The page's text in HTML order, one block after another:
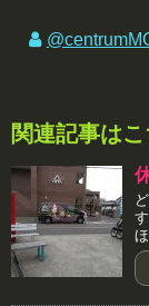
関連記事は